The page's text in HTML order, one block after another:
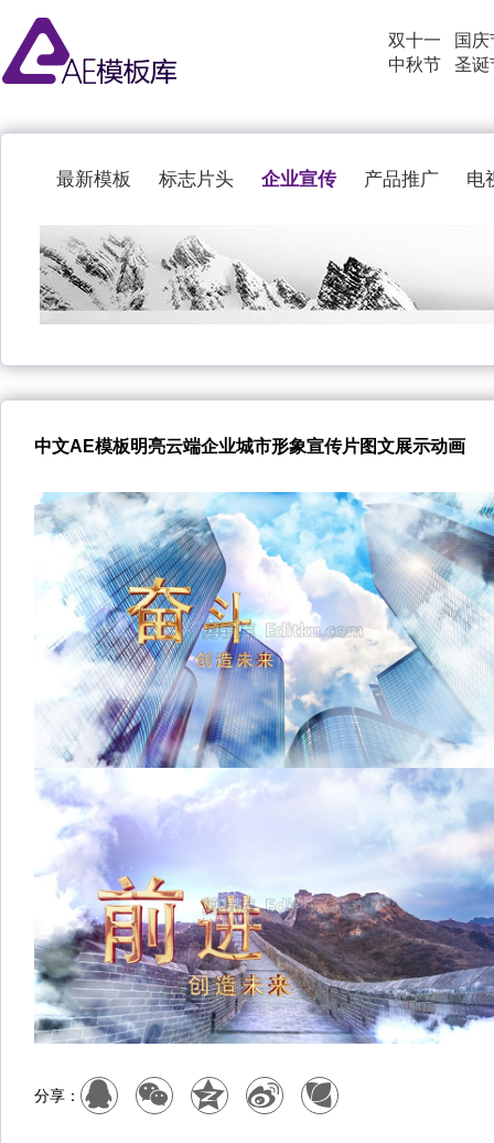
双十一
中秋节
国庆
圣诞
最新模板 标志片头 企业宣传 产品推广 电
中文AE模板明亮云端企业城市形象宣传片图文展示动画
分享：